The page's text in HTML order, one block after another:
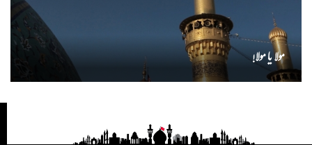
مولا یا مولا!